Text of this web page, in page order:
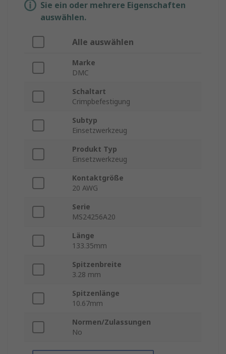
Sie ein oder mehrere Eigenschaften
auswählen.
Alle auswählen
Marke
DMC
Schaltart
Crimpbefestigung
Subtyp
Einsetzwerkzeug
Produkt Typ
Einsetzwerkzeug
Kontaktgröße
20 AWG
Serie
MS24256A20
Länge
133.35mm
Spitzenbreite
3.28 mm
Spitzenlänge
10.67mm
Normen/Zulassungen
No